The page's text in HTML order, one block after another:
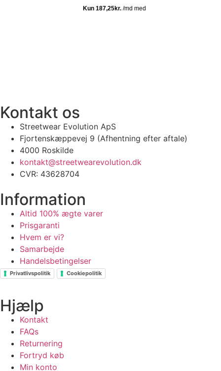
Kontakt os
Streetwear Evolution ApS
Fjortenskæppevej 9 (Afhentning efter aftale)
4000 Roskilde
kontakt@streetwearevolution.dk
CVR: 43628704
Information
Altid 100% ægte varer
Prisgaranti
Hvem er vi?
Samarbejde
Handelsbetingelser
Privatlivspolitik Cookiepolitik
Hjælp
Kontakt
FAQs
Returnering
Fortryd køb
Min konto